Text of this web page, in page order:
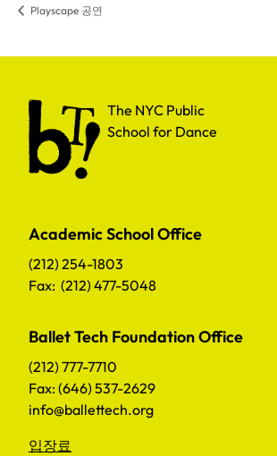
Playscape 공연
The NYC Public School for Dance
The NYC Public
School for Dance
Academic School Office
(212) 254-1803
Fax: (212) 477-5048
Ballet Tech Foundation Office
(212) 777-7710
Fax: (646) 537-2629
info@ballettech.org
입장료